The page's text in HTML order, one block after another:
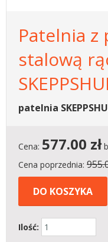
Patelnia z
stalową
patelnia
Cena: 577.00 zł
Cena poprzednia:
DO KOSZYKA
Ilość: